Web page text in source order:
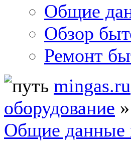
Общие
Обзор
Ремонт
mingas.ru
оборудование »
Общие данные